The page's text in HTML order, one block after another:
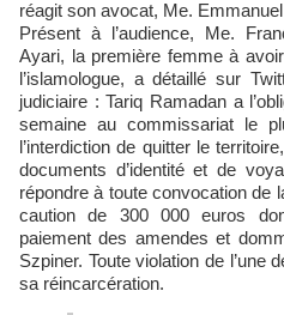
réagit son avocat, Me.
Présent à l’audience, Me.
Ayari, la première femme à
l’islamologue, a détaillé sur
judiciaire : Tariq Ramadan a
semaine au commissariat le
l’interdiction de quitter le
documents d’identité et de
répondre à toute convocation de
caution de 300 000 euros
paiement des amendes et
Szpiner. Toute violation de l’une
sa réincarcération.